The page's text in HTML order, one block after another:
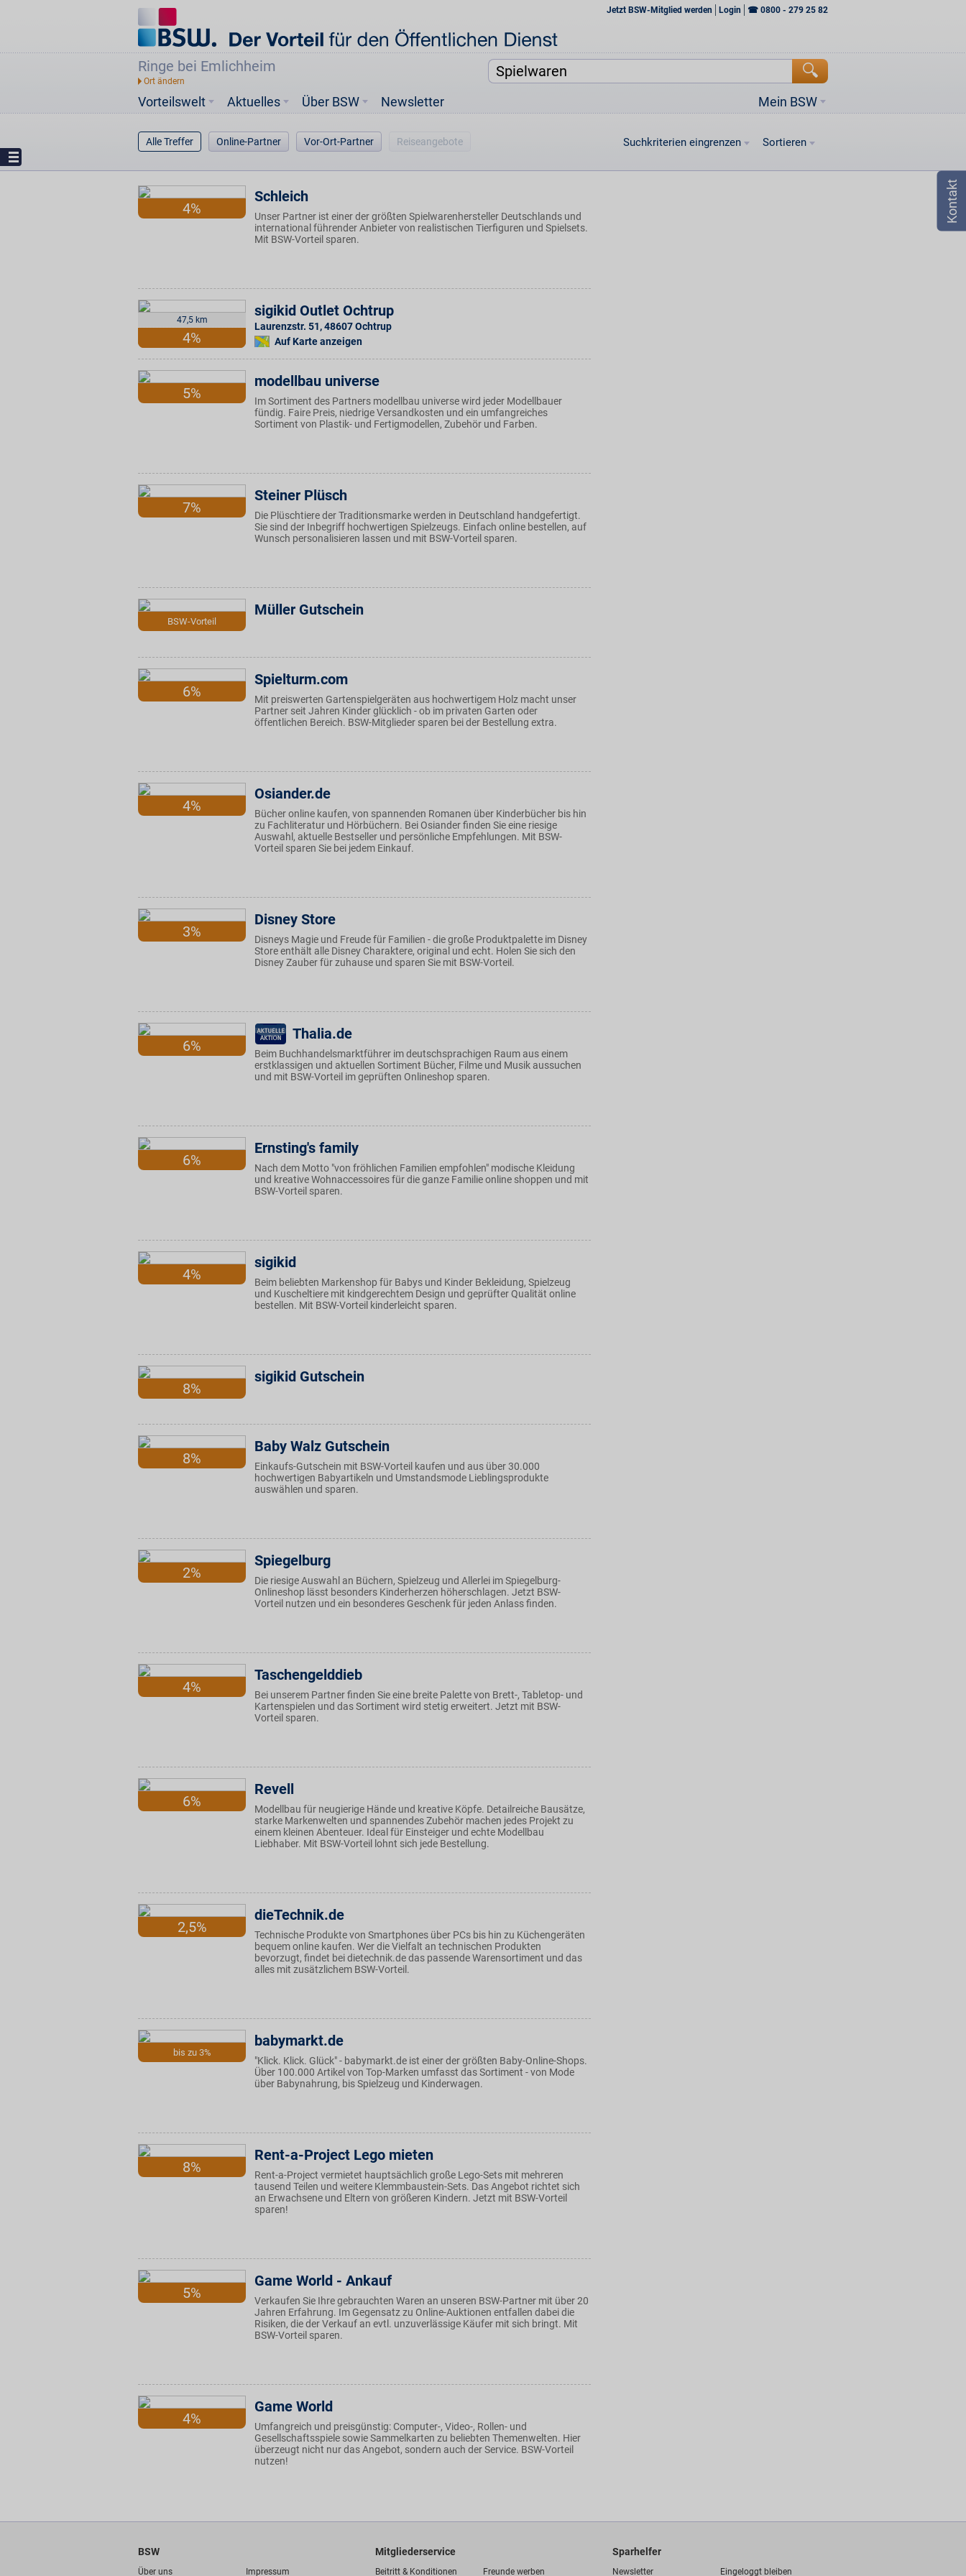
Jetzt BSW-Mitglied werden Login ☎ 0800 - 279 25 82
Ringe bei Emlichheim
Vorteilswelt Mein BSW
Aktuelles Über BSW Newsletter
Alle Treffer Online-Partner Vor-Ort-Partner Reiseangebote Suchkriterien eingrenzen Sortieren
4%
Schleich
Unser Partner ist einer der größten Spielwarenhersteller Deutschlands und
international führender Anbieter von realistischen Tierfiguren und Spielsets.
Mit BSW-Vorteil sparen.
47,5 km
4%
sigikid Outlet Ochtrup
Laurenzstr. 51,48607Ochtrup
Auf Karte anzeigen
5%
modellbau universe
Im Sortiment des Partners modellbau universe wird jeder Modellbauer
fündig. Faire Preis, niedrige Versandkosten und ein umfangreiches
Sortiment von Plastik- und Fertigmodellen, Zubehör und Farben.
7%
Steiner Plüsch
Die Plüschtiere der Traditionsmarke werden in Deutschland handgefertigt.
Sie sind der Inbegriff hochwertigen Spielzeugs. Einfach online bestellen, auf
Wunsch personalisieren lassen und mit BSW-Vorteil sparen.
BSW-Vorteil
Müller Gutschein
6%
Spielturm.com
Mit preiswerten Gartenspielgeräten aus hochwertigem Holz macht unser
Partner seit Jahren Kinder glücklich - ob im privaten Garten oder
öffentlichen Bereich. BSW-Mitglieder sparen bei der Bestellung extra.
4%
Osiander.de
Bücher online kaufen, von spannenden Romanen über Kinderbücher bis hin
zu Fachliteratur und Hörbüchern. Bei Osiander finden Sie eine riesige
Auswahl, aktuelle Bestseller und persönliche Empfehlungen. Mit BSW-
Vorteil sparen Sie bei jedem Einkauf.
3%
Disney Store
Disneys Magie und Freude für Familien - die große Produktpalette im Disney
Store enthält alle Disney Charaktere, original und echt. Holen Sie sich den
Disney Zauber für zuhause und sparen Sie mit BSW-Vorteil.
6%
Thalia.de
Beim Buchhandelsmarktführer im deutschsprachigen Raum aus einem
erstklassigen und aktuellen Sortiment Bücher, Filme und Musik aussuchen
und mit BSW-Vorteil im geprüften Onlineshop sparen.
6%
Ernsting's family
Nach dem Motto "von fröhlichen Familien empfohlen" modische Kleidung
und kreative Wohnaccessoires für die ganze Familie online shoppen und mit
BSW-Vorteil sparen.
4%
sigikid
Beim beliebten Markenshop für Babys und Kinder Bekleidung, Spielzeug
und Kuscheltiere mit kindgerechtem Design und geprüfter Qualität online
bestellen. Mit BSW-Vorteil kinderleicht sparen.
8%
sigikid Gutschein
8%
Baby Walz Gutschein
Einkaufs-Gutschein mit BSW-Vorteil kaufen und aus über 30.000
hochwertigen Babyartikeln und Umstandsmode Lieblingsprodukte
auswählen und sparen.
2%
Spiegelburg
Die riesige Auswahl an Büchern, Spielzeug und Allerlei im Spiegelburg-
Onlineshop lässt besonders Kinderherzen höherschlagen. Jetzt BSW-
Vorteil nutzen und ein besonderes Geschenk für jeden Anlass finden.
4%
Taschengelddieb
Bei unserem Partner finden Sie eine breite Palette von Brett-, Tabletop- und
Kartenspielen und das Sortiment wird stetig erweitert. Jetzt mit BSW-
Vorteil sparen.
6%
Revell
Modellbau für neugierige Hände und kreative Köpfe. Detailreiche Bausätze,
starke Markenwelten und spannendes Zubehör machen jedes Projekt zu
einem kleinen Abenteuer. Ideal für Einsteiger und echte Modellbau
Liebhaber. Mit BSW-Vorteil lohnt sich jede Bestellung.
2,5%
dieTechnik.de
Technische Produkte von Smartphones über PCs bis hin zu Küchengeräten
bequem online kaufen. Wer die Vielfalt an technischen Produkten
bevorzugt, findet bei dietechnik.de das passende Warensortiment und das
alles mit zusätzlichem BSW-Vorteil.
bis zu 3%
babymarkt.de
"Klick. Klick. Glück" - babymarkt.de ist einer der größten Baby-Online-Shops.
Über 100.000 Artikel von Top-Marken umfasst das Sortiment - von Mode
über Babynahrung, bis Spielzeug und Kinderwagen.
8%
Rent-a-Project Lego mieten
Rent-a-Project vermietet hauptsächlich große Lego-Sets mit mehreren
tausend Teilen und weitere Klemmbaustein-Sets. Das Angebot richtet sich
an Erwachsene und Eltern von größeren Kindern. Jetzt mit BSW-Vorteil
sparen!
5%
Game World - Ankauf
Verkaufen Sie Ihre gebrauchten Waren an unseren BSW-Partner mit über 20
Jahren Erfahrung. Im Gegensatz zu Online-Auktionen entfallen dabei die
Risiken, die der Verkauf an evtl. unzuverlässige Käufer mit sich bringt. Mit
BSW-Vorteil sparen.
4%
Game World
Umfangreich und preisgünstig: Computer-, Video-, Rollen- und
Gesellschaftsspiele sowie Sammelkarten zu beliebten Themenwelten. Hier
überzeugt nicht nur das Angebot, sondern auch der Service. BSW-Vorteil
nutzen!
BSW
Über uns Impressum
Mitgliederservice
Beitritt & Konditionen Freunde werben
Sparhelfer
Newsletter Eingeloggt bleiben